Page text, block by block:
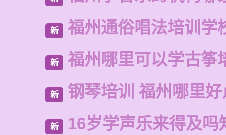
新 福州通俗唱法培训学
新 福州哪里可以学古筝
新 钢琴培训 福州哪里
新 16岁学声乐来得及吗